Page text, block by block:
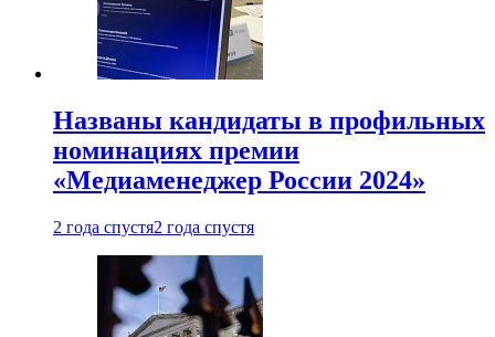
Названы кандидаты в профильных
номинациях премии
«Медиаменеджер России 2024»
2 года спустя2 года спустя